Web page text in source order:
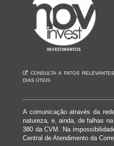
CONSULTA A FATOS
DIAS ÚTEIS
A comunicação através da
natureza, e, ainda, de falhas
380 da CVM. Na
Central de Atendimento da